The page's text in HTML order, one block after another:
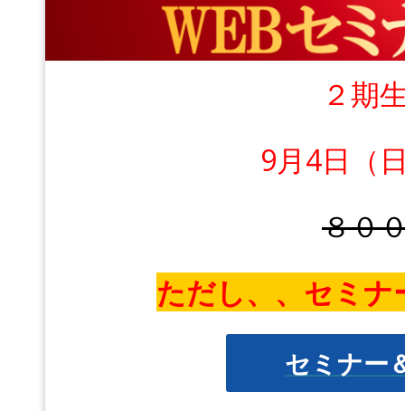
２期
9月4日（
８０
ただし、、セミ
セミナー